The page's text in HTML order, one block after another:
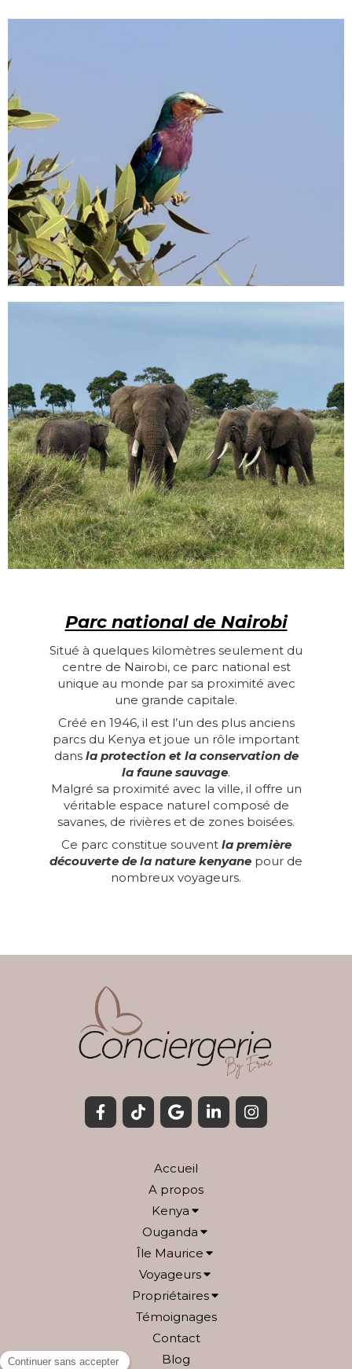
Parc national de Nairobi
Situé à quelques kilomètres seulement du
centre de Nairobi, ce parc national est
unique au monde par sa proximité avec
une grande capitale.
Créé en 1946, il est l’un des plus anciens
parcs du Kenya et joue un rôle important
dans la protection et la conservation de
la faune sauvage.
Malgré sa proximité avec la ville, il offre un
véritable espace naturel composé de
savanes, de rivières et de zones boisées.
Ce parc constitue souvent la première
découverte de la nature kenyane pour de
nombreux voyageurs.
Accueil
A propos
Kenya
Ouganda
Île Maurice
Voyageurs
Propriétaires
Témoignages
Contact
Blog